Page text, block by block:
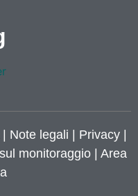
| Note legali | Privacy|
monitoraggio | Area